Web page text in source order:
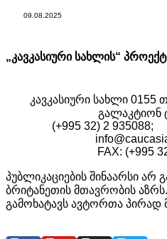
09.08.2025
„კავკასიური სახლის“
კავკასიური სახლი
გალაკტიონ
(+995 32) 2 935088;
FAX: (+995
პუბლიკაციების შინაარსი არ
ბრიტანეთის მთავრობის
გამოხატავს ავტორთა პირად